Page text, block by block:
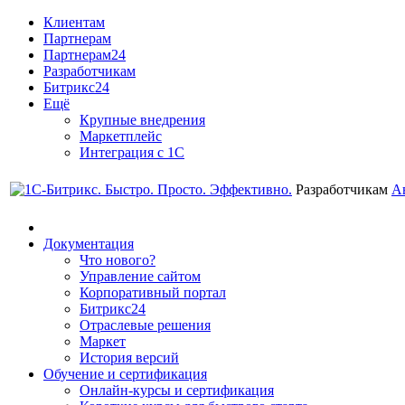
Клиентам
Партнерам
Партнерам24
Разработчикам
Битрикс24
Ещё
Крупные внедрения
Маркетплейс
Интеграция с 1С
Разработчикам
Документация
Что нового?
Управление сайтом
Корпоративный портал
Битрикс24
Отраслевые решения
Маркет
История версий
Обучение и сертификация
Онлайн-курсы и сертификация